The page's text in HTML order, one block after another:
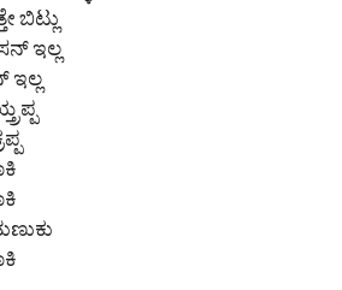
ಬಿಟ್ಲು
ಇಲ್ಲ